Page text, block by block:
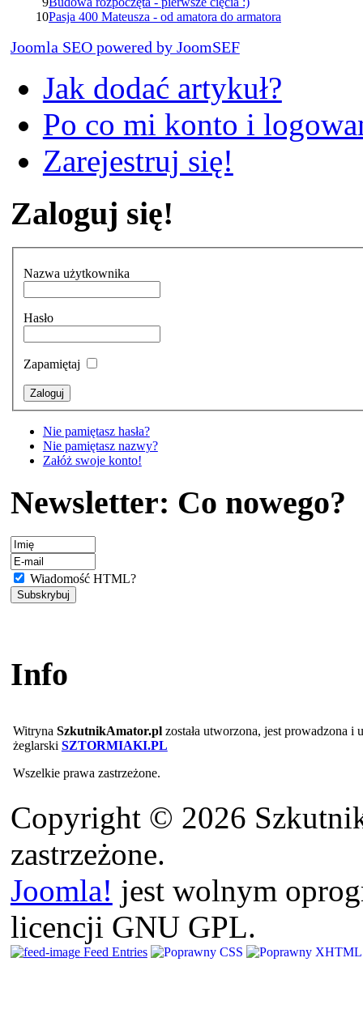
10Pasja 400 Mateusza - od amatora do armatora
Joomla SEO powered by JoomSEF
Jak dodać artykuł?
Po co mi konto i
Zarejestruj się!
Zaloguj się!
Nazwa użytkownika
Hasło
Zapamiętaj
Nie pamiętasz hasła?
Nie pamiętasz nazwy?
Załóż swoje konto!
Newsletter: Co nowego?
Wiadomość HTML?
Info
Witryna SzkutnikAmator.plzostała utworzona, jest prowadzona i
żeglarski SZTORMIAKI.PL
Wszelkie prawa zastrzeżone.
Copyright © 2026
zastrzeżone.
Joomla! jest wolnym
licencji GNU GPL.
Feed Entries